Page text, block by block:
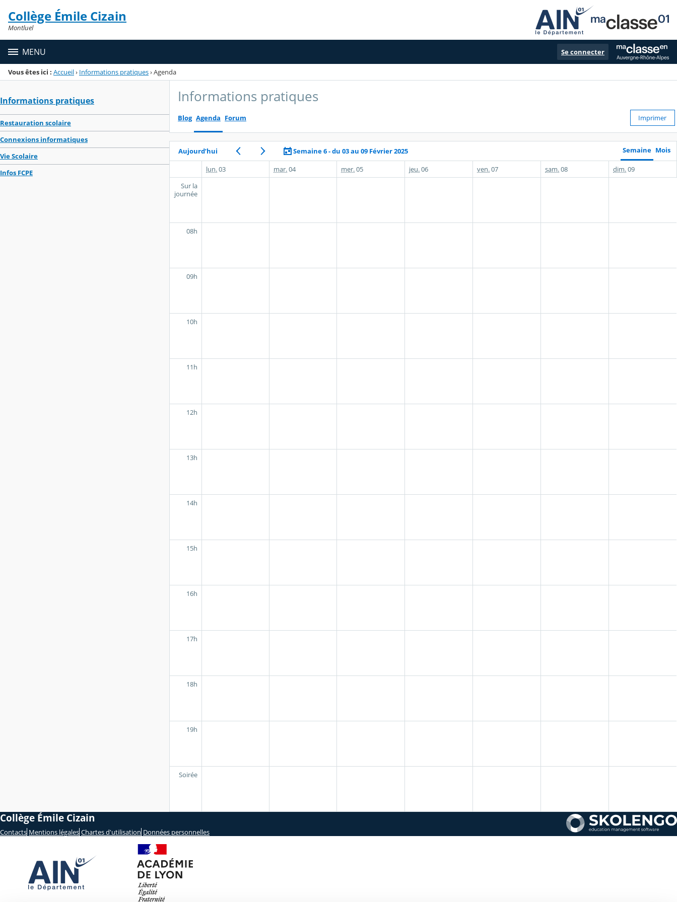
Menu de la rubrique
Contenu
Collège Émile Cizain
Montluel
MENU Se connecter
Vous êtes ici : Accueil› Informations pratiques›Agenda
Informations pratiques
Restauration scolaire
Connexions informatiques
Vie Scolaire
Infos FCPE
Informations pratiques
Blog Agenda Forum Imprimer
Aujourd’hui Semaine 6 - du 03 au 09 Février 2025 Semaine Mois
lun.03 mar.04 mer.05 jeu.06 ven.07 sam.08 dim.09
Sur la
journée
08h
09h
10h
11h
12h
13h
14h
15h
16h
17h
18h
19h
Soirée
Collège Émile Cizain
Contacts Mentions légales Chartes d'utilisation Données personnelles